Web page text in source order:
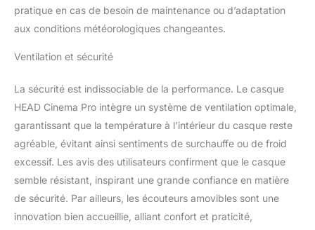
pratique en cas de besoin de maintenance ou d’adaptation
aux conditions météorologiques changeantes.
Ventilation et sécurité
La sécurité est indissociable de la performance. Le casque
HEAD Cinema Pro intègre un système de ventilation optimale,
garantissant que la température à l’intérieur du casque reste
agréable, évitant ainsi sentiments de surchauffe ou de froid
excessif. Les avis des utilisateurs confirment que le casque
semble résistant, inspirant une grande confiance en matière
de sécurité. Par ailleurs, les écouteurs amovibles sont une
innovation bien accueillie, alliant confort et praticité,